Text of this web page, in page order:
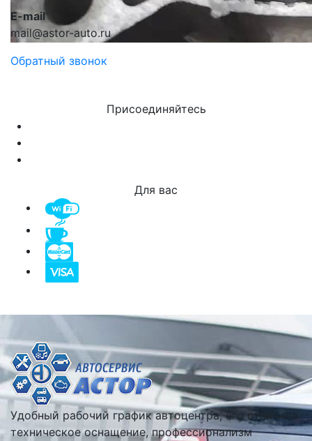
E-mail
mail@astor-auto.ru
Обратный звонок
Присоединяйтесь
Для вас
Удобный рабочий график автоцентра, его отличное
техническое оснащение, профессионализм